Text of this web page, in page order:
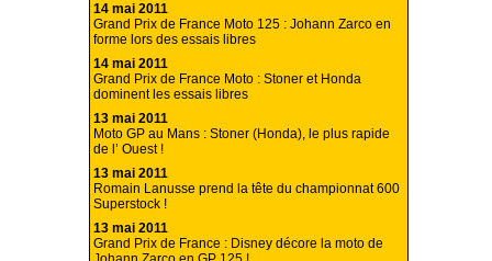
14 mai 2011
Grand Prix de France Moto 125 : Johann Zarco en
forme lors des essais libres
14 mai 2011
Grand Prix de France Moto : Stoner et Honda
dominent les essais libres
13 mai 2011
Moto GP au Mans : Stoner (Honda), le plus rapide
de l’ Ouest !
13 mai 2011
Romain Lanusse prend la tête du championnat 600
Superstock !
13 mai 2011
Grand Prix de France : Disney décore la moto de